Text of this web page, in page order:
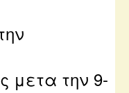
μετα την 9-